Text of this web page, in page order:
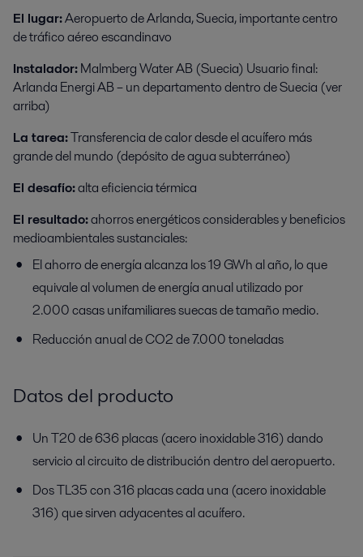
El lugar:Aeropuerto de Arlanda, Suecia, importante centro
de tráfico aéreo escandinavo
Instalador:Malmberg Water AB (Suecia) Usuario final:
Arlanda Energi AB – un departamento dentro de Suecia (ver
arriba)
La tarea:Transferencia de calor desde el acuífero más
grande del mundo (depósito de agua subterráneo)
El desafío:alta eficiencia térmica
El resultado:ahorros energéticos considerables y beneficios
medioambientales sustanciales:
El ahorro de energía alcanza los 19 GWh al año, lo que
equivale al volumen de energía anual utilizado por
2.000 casas unifamiliares suecas de tamaño medio.
Reducción anual de CO2 de 7.000 toneladas
Datos del producto
Un T20 de 636 placas (acero inoxidable 316) dando
servicio al circuito de distribución dentro del aeropuerto.
Dos TL35 con 316 placas cada una (acero inoxidable
316) que sirven adyacentes al acuífero.